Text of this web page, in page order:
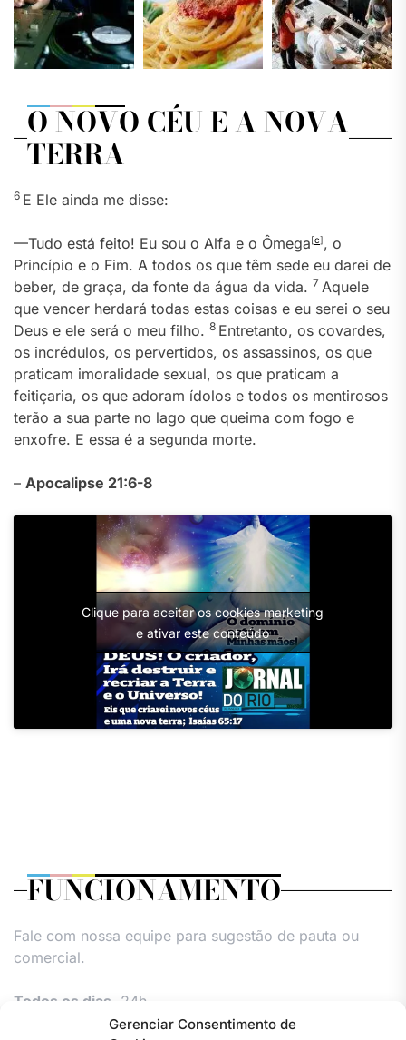
Gerenciar Consentimento de
O NOVO CÉU E A NOVA
TERRA
6 E Ele ainda me disse:
—Tudo está feito! Eu sou o Alfa e o Ômega[c], o
Princípio e o Fim. A todos os que têm sede eu darei de
beber, de graça, da fonte da água da vida. 7 Aquele
que vencer herdará todas estas coisas e eu serei o seu
Deus e ele será o meu filho. 8 Entretanto, os covardes,
os incrédulos, os pervertidos, os assassinos, os que
praticam imoralidade sexual, os que praticam a
feitiçaria, os que adoram ídolos e todos os mentirosos
terão a sua parte no lago que queima com fogo e
enxofre. E essa é a segunda morte.
– Apocalipse 21:6-8
Clique para aceitar os cookies marketing
e ativar este conteúdo
FUNCIONAMENTO
Fale com nossa equipe para sugestão de pauta ou
comercial.
Todos os dias, 24h.